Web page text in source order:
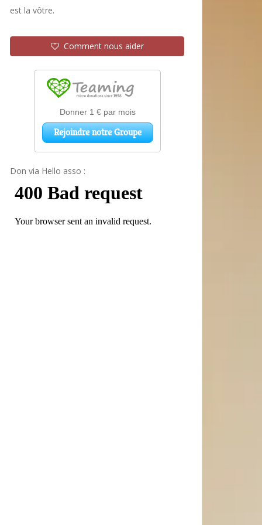
est la vôtre.
Comment nous aider
Don via Hello asso :